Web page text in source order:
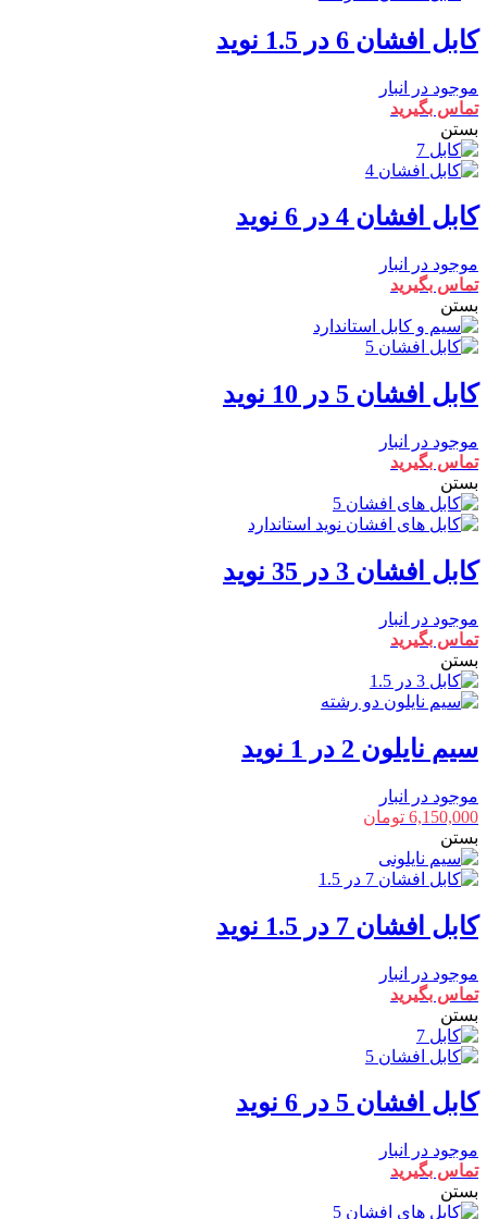
کابل افشان 6 در 1.5 نوید
موجود در انبار
تماس بگیرید
بستن
کابل افشان 4 در 6 نوید
موجود در انبار
تماس بگیرید
بستن
کابل افشان 5 در 10 نوید
موجود در انبار
تماس بگیرید
بستن
کابل افشان 3 در 35 نوید
موجود در انبار
تماس بگیرید
بستن
سیم نایلون 2 در 1 نوید
موجود در انبار
6,150,000 تومان
بستن
کابل افشان 7 در 1.5 نوید
موجود در انبار
تماس بگیرید
بستن
کابل افشان 5 در 6 نوید
موجود در انبار
تماس بگیرید
بستن